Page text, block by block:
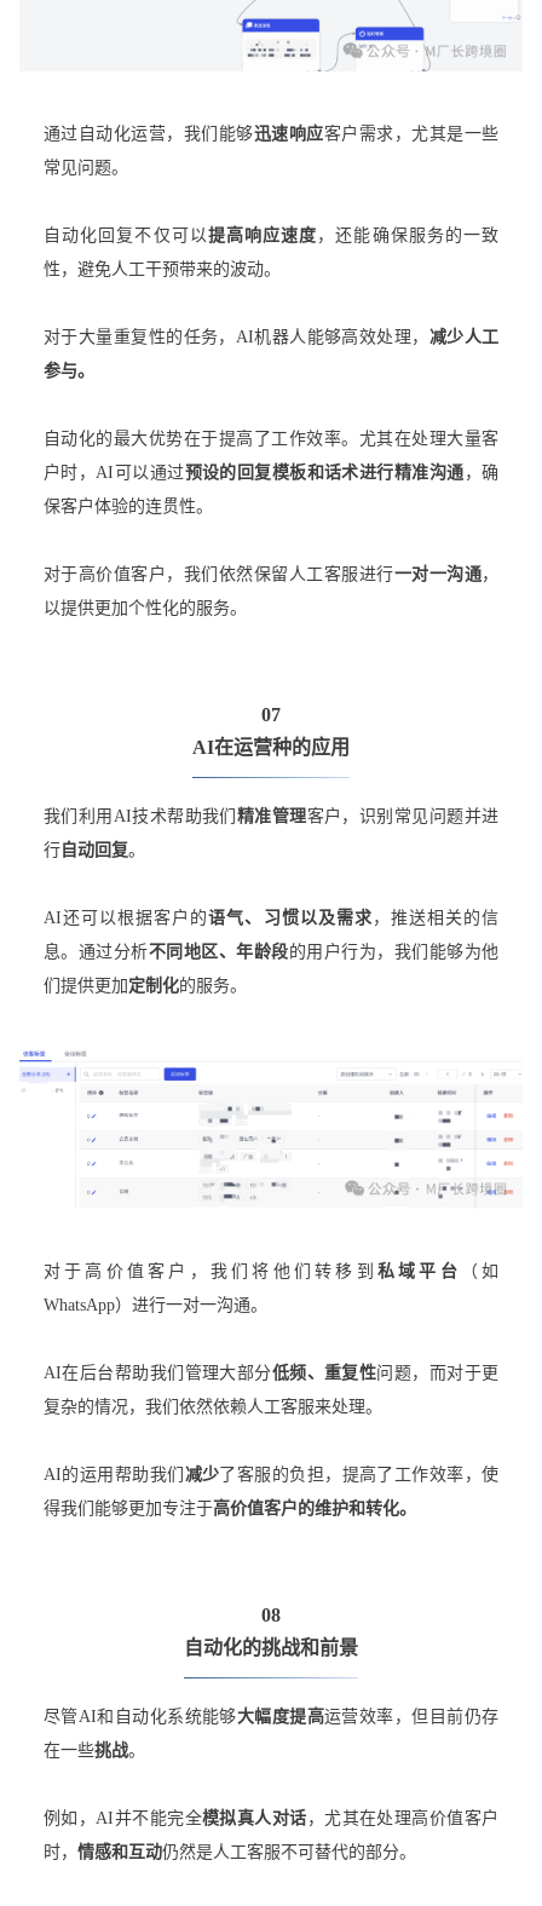
通过自动化运营，我们能够迅速响应客户需求，尤其是一些
常见问题。
自动化回复不仅可以 提高响应速度 ，还能确保服务的一致
性，避免人工干预带来的波动。
对于大量重复性的任务，AI机器人能够高效处理， 减少人工
参与。
自动化的最大优势在于提高了工作效率。尤其在处理大量客
户时，AI可以通过预设的回复模板和话术进行精准沟通 ，确
保客户体验的连贯性。
对于高价值客户，我们依然保留人工客服进行一对一沟通，
以提供更加个性化的服务。
07
AI在运营种的应用
我们利用AI技术帮助我们 精准管理客户，识别常见问题并进
行自动回复。
AI还可以根据客户的语气、习惯以及需求 ，推送相关的信
息。通过分析不同地区、年龄段的用户行为，我们能够为他
们提供更加定制化的服务。
对于高价值客户，我们将他们转移到 私域平台
（如
WhatsApp）进行一对一沟通。
AI在后台帮助我们管理大部分低频、重复性问题，而对于更
复杂的情况，我们依然依赖人工客服来处理。
AI的运用帮助我们 减少 了客服的负担，提高了工作效率，使
得我们能够更加专注于高价值客户的维护和转化。
08
自动化的挑战和前景
尽管AI和自动化系统能够大幅度提高运营效率，但目前仍存
在一些挑战。
例如，AI并不能完全模拟真人 对话 ，尤其在处理高价值客户
时， 情感和互动仍然是人工客服不可替代的部分。